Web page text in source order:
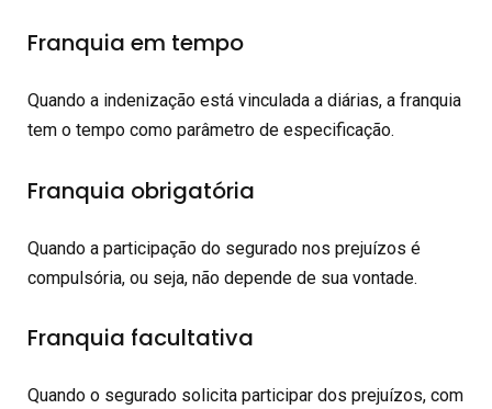
Franquia em tempo
Quando a indenização está vinculada a diárias, a franquia
tem o tempo como parâmetro de especificação.
Franquia obrigatória
Quando a participação do segurado nos prejuízos é
compulsória, ou seja, não depende de sua vontade.
Franquia facultativa
Quando o segurado solicita participar dos prejuízos, com